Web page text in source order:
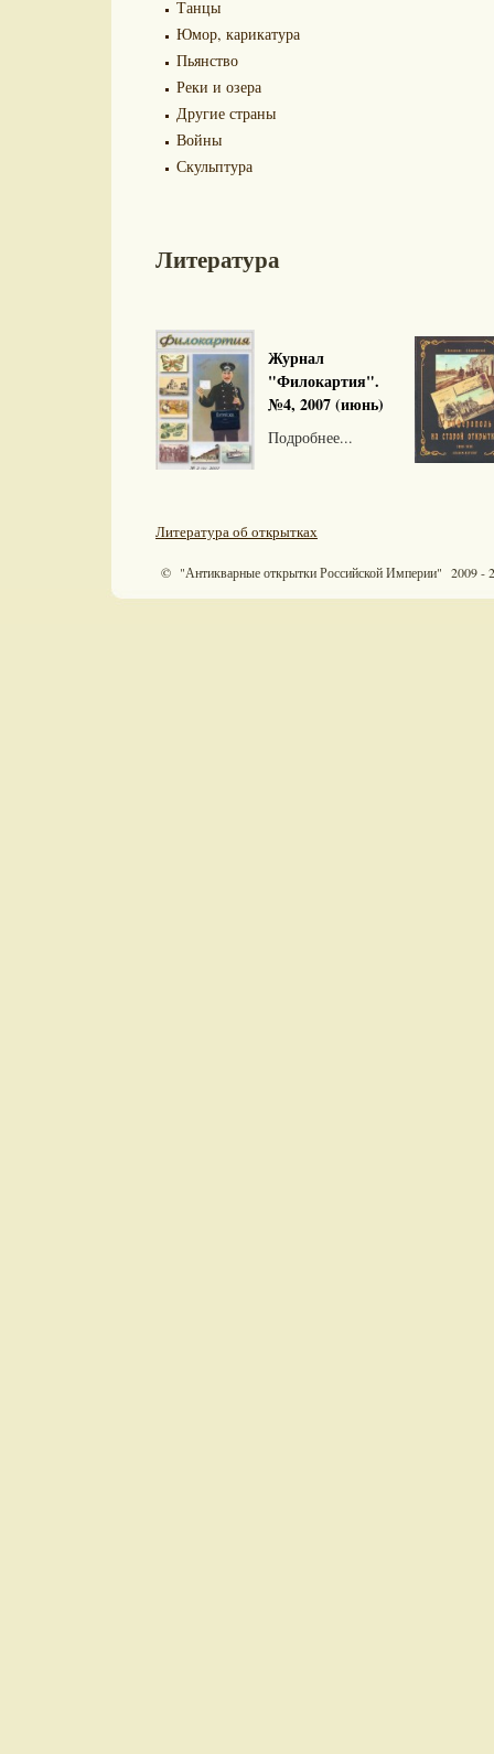
Танцы
Юмор, карикатура
Пьянство
Реки и озера
Другие страны
Войны
Скульптура
Литература
Журнал
"Филокартия".
№4, 2007 (июнь)
Подробнее...
Литература об открытках
© "Антикварные открытки Российской Империи" 2009 -